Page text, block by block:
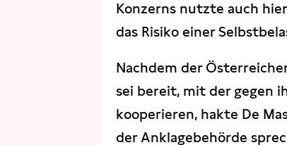
Konzerns nutzte auch
das Risiko einer
Nachdem der
sei bereit, mit der gegen
kooperieren, hakte De
der Anklagebehörde